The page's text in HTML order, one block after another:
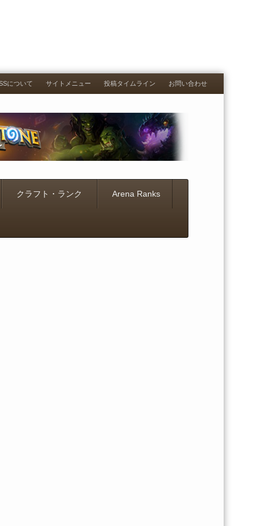
について サイトメニュー 投稿タイムライン お問い合わせ
クラフト・ランク Arena Ranks